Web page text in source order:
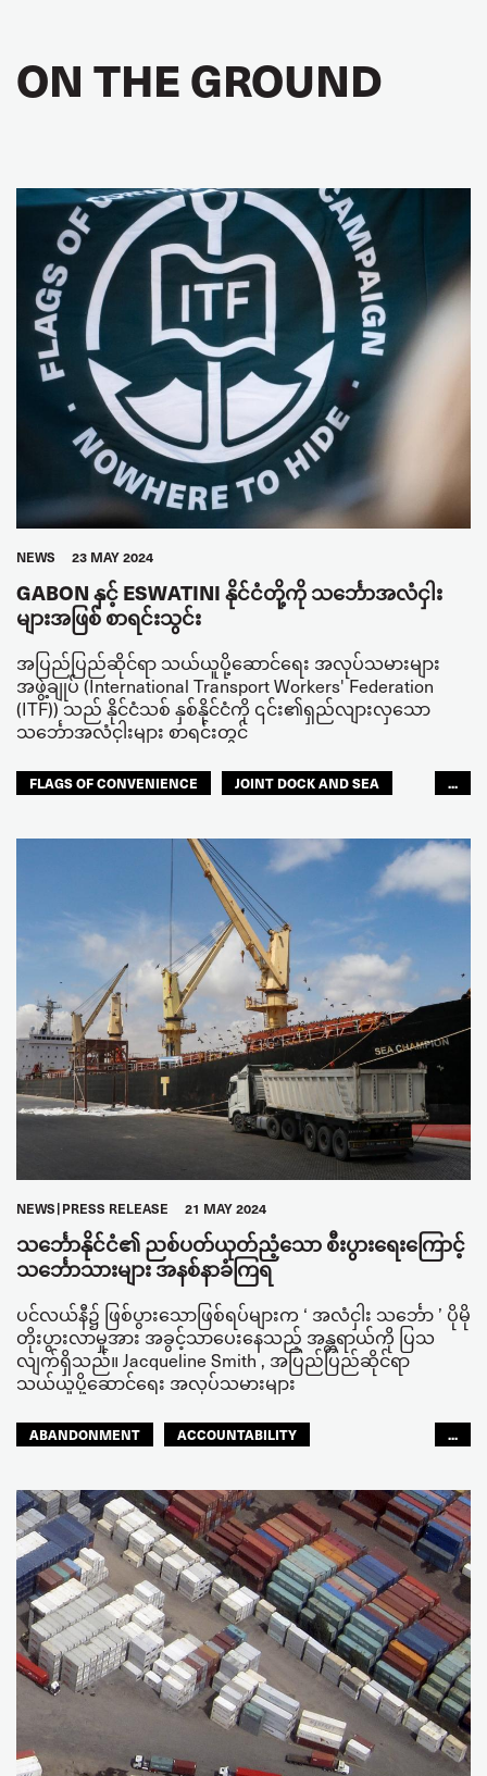
ON THE GROUND
NEWS 23 MAY 2024
GABON နှင့် ESWATINI နိုင်ငံတို့ကို သင်္ဘောအလံငှါး
များအဖြစ် စာရင်းသွင်း
အပြည်ပြည်ဆိုင်ရာ သယ်ယူပို့ဆောင်ရေး အလုပ်သမားများ
အဖွဲ့ချုပ် (International Transport Workers' Federation
(ITF)) သည် နိုင်ငံသစ် နှစ်နိုင်ငံကို ၎င်း၏ရှည်လျားလှသော
သင်္ဘောအလံငှါးများ စာရင်းတွင်
FLAGS OF CONVENIENCE
JOINT DOCK AND SEA
...
NEWS PRESS RELEASE 21 MAY 2024
သင်္ဘောနိုင်ငံ၏ ညစ်ပတ်ယုတ်ညံ့သော စီးပွားရေးကြောင့်
သင်္ဘောသားများ အနစ်နာခံကြရ
ပင်လယ်နီ၌ ဖြစ်ပွားသောဖြစ်ရပ်များက ‘ အလံငှါး သင်္ဘော ’ ပိုမို
တိုးပွားလာမှုအား အခွင့်သာပေးနေသည့် အန္တရာယ်ကို ပြသ
လျက်ရှိသည်။ Jacqueline Smith , အပြည်ပြည်ဆိုင်ရာ
သယ်ယူပို့ဆောင်ရေး အလုပ်သမားများ
ABANDONMENT
ACCOUNTABILITY
JOINT DOCK AND SEA
SEAFARERS GLOBAL
...